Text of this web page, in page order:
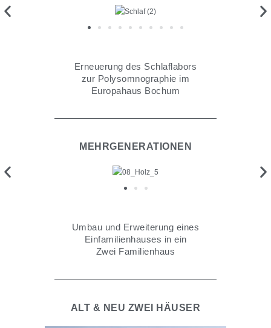
Erneuerung des Schlaflabors
zur Polysomnographie im
Europahaus Bochum
MEHRGENERATIONEN
Umbau und Erweiterung eines
Einfamilienhauses in ein
Zwei Familienhaus
ALT & NEU ZWEI HÄUSER